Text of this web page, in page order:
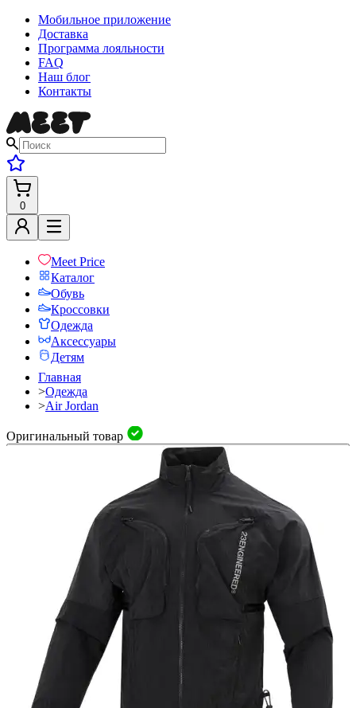
Мобильное приложение
Доставка
Программа лояльности
FAQ
Наш блог
Контакты
0
Meet Price
Каталог
Обувь
Кроссовки
Одежда
Аксессуары
Детям
Главная
>Одежда
>Air Jordan
Оригинальный товар